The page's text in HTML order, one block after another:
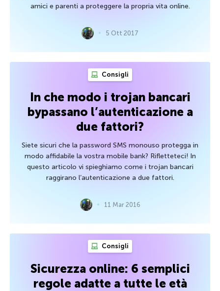
amici e parenti a proteggere la propria vita online.
5 Ott 2017
Consigli
In che modo i trojan bancari
bypassano l’autenticazione a
due fattori?
Siete sicuri che la password SMS monouso protegga in
modo affidabile la vostra mobile bank? Rifletteteci! In
questo articolo vi spieghiamo come i trojan bancari
raggirano l’autenticazione a due fattori.
11 Mar 2016
Consigli
Sicurezza online: 6 semplici
regole adatte a tutte le età